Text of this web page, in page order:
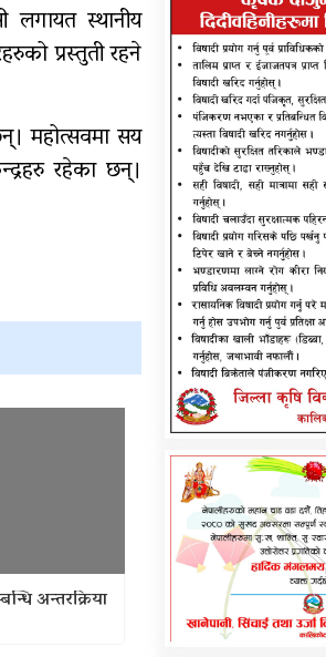
लगायत स्थानीय
प्रस्तुती रहने
महोत्सवमा सय
रहेका छन्।
अन्तरक्रिया